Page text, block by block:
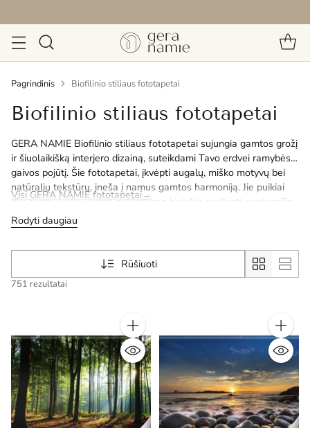
Pagrindinis Biofilinio stiliaus fototapetai
Biofilinio stiliaus fototapetai
GERA NAMIE Biofilinio stiliaus fototapetai sujungia gamtos grožį
ir šiuolaikišką interjero dizainą, suteikdami Tavo erdvei ramybės ir
gaivos pojūtį. Šie fototapetai, įkvėpti augalų, miško motyvų bei
natūralių tekstūrų, įneša į namus gamtos harmoniją. Jie puikiai
tiks tiems, kurie vertina natūralumą ir siekia susikurti raminančią
aplinką. Biofiliniai fototapetai ne tik stilingai atrodo, bet ir sukuria
raminančią atmosferą, kurią galima pritaikyti bet kuriame
Visi GERA NAMIE fototapetai→
Rodyti daugiau
Rūšiuoti
751 rezultatai
Kiekis Kiekis